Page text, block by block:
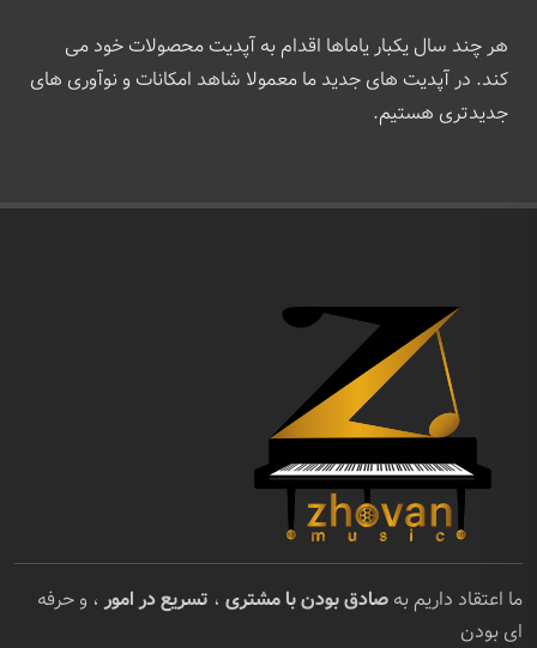
هر چند سال یکبار یاماها اقدام به آپدیت محصولات خود می
کند. در آپدیت های جدید ما معمولا شاهد امکانات و نوآوری های
جدیدتری هستیم.
ما اعتقاد داریم به صادق بودن با مشتری ، تسریع در امور ، و حرفه
ای بودن